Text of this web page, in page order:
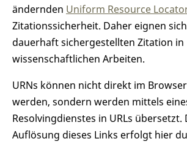
ändernden Uniform Resource
Zitationssicherheit. Daher eignen
dauerhaft sichergestellten Zitation in
wissenschaftlichen Arbeiten.
URNs können nicht direkt im
werden, sondern werden mittels
Resolvingdienstes in URLs
Auflösung dieses Links erfolgt hier